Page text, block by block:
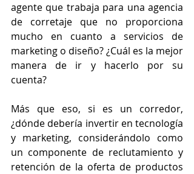
agente que trabaja para una agencia
de corretaje que no proporciona
mucho en cuanto a servicios de
marketing o diseño? ¿Cuál es la mejor
manera de ir y hacerlo por su
cuenta?
Más que eso, si es un corredor,
¿dónde debería invertir en tecnología
y marketing, considerándolo como
un componente de reclutamiento y
retención de la oferta de productos